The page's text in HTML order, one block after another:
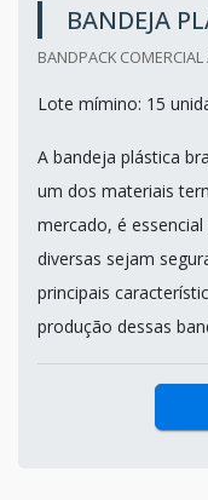
BANDEJA
BANDPACK
Lote mímino: 15
A bandeja plástica
um dos materiais
mercado, é
diversas sejam
principais
produção dessas